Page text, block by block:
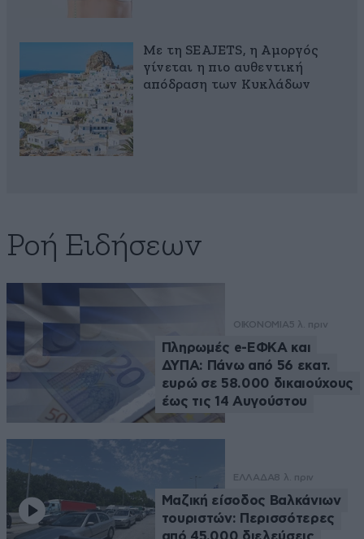
Με τη SEAJETS, η Αμοργός
γίνεται η πιο αυθεντική
απόδραση των Κυκλάδων
Ροή Ειδήσεων
ΟΙΚΟΝΟΜΙΑ5 λ. πριν
Πληρωμές e-ΕΦΚΑ και
ΔΥΠΑ: Πάνω από 56 εκατ.
ευρώ σε 58.000 δικαιούχους
έως τις 14 Αυγούστου
ΕΛΛΑΔΑ8 λ. πριν
Μαζική είσοδος Βαλκάνιων
τουριστών: Περισσότερες